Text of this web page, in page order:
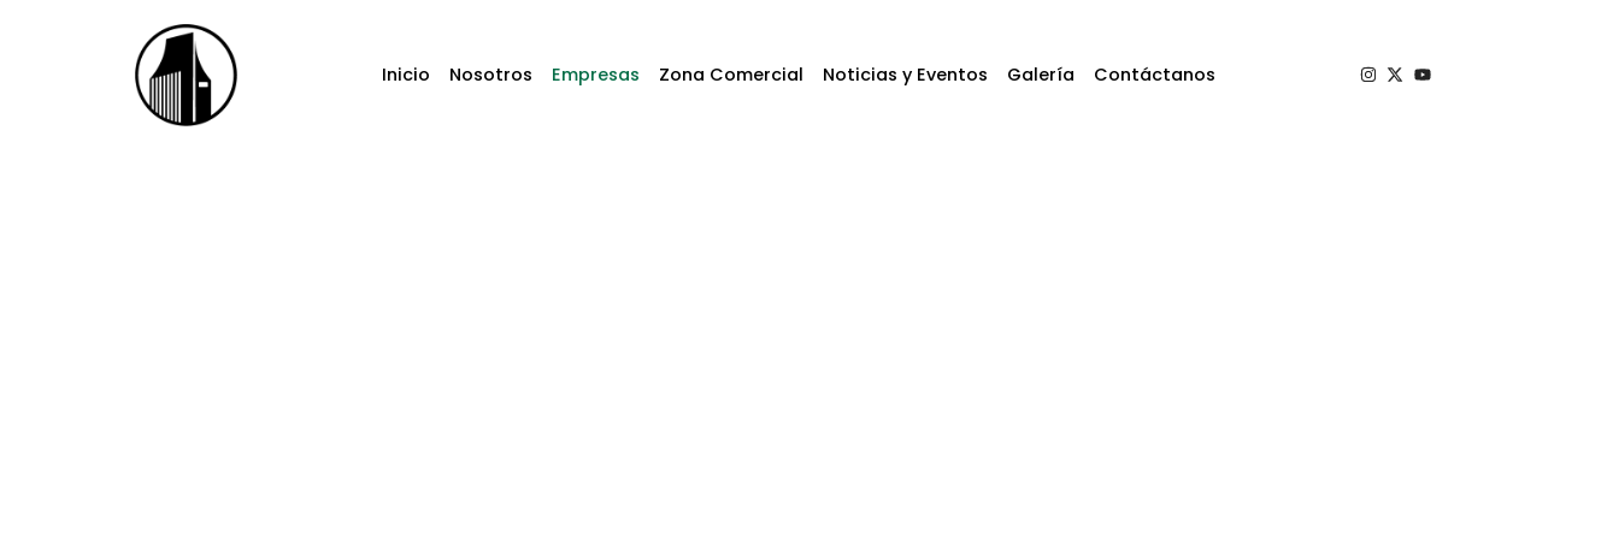
Inicio Nosotros Empresas Zona Comercial Noticias y Eventos Galería Contáctanos